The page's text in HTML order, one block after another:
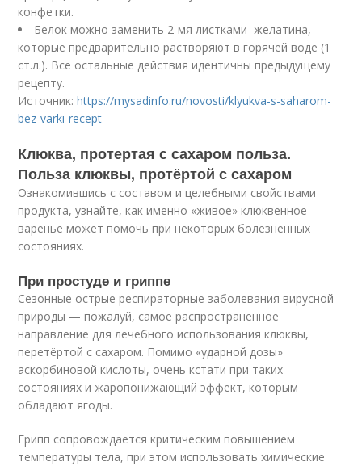
конфетки.
Белок можно заменить 2-мя листками желатина,
которые предварительно растворяют в горячей воде (1
ст.л.). Все остальные действия идентичны предыдущему
рецепту.
Источник:https://mysadinfo.ru/novosti/klyukva-s-saharom-
bez-varki-recept
Клюква, протертая с сахаром польза.
Польза клюквы, протёртой с сахаром
Ознакомившись с составом и целебными свойствами
продукта, узнайте, как именно «живое» клюквенное
варенье может помочь при некоторых болезненных
состояниях.
При простуде и гриппе
Сезонные острые респираторные заболевания вирусной
природы — пожалуй, самое распространённое
направление для лечебного использования клюквы,
перетёртой с сахаром. Помимо «ударной дозы»
аскорбиновой кислоты, очень кстати при таких
состояниях и жаропонижающий эффект, которым
обладают ягоды.
Грипп сопровождается критическим повышением
температуры тела, при этом использовать химические